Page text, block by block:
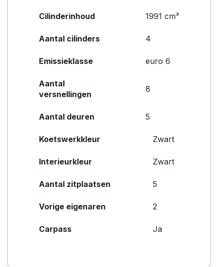
Cilinderinhoud 1991 cm³
Aantal cilinders 4
Emissieklasse euro 6
Aantal
versnellingen
8
Aantal deuren 5
Koetswerkkleur Zwart
Interieurkleur Zwart
Aantal zitplaatsen 5
Vorige eigenaren 2
Carpass Ja